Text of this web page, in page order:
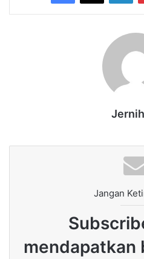
Jangan
mendapatkan